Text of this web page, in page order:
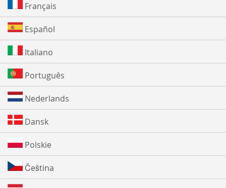
Français
Español
Italiano
Português
Nederlands
Dansk
Polskie
Čeština